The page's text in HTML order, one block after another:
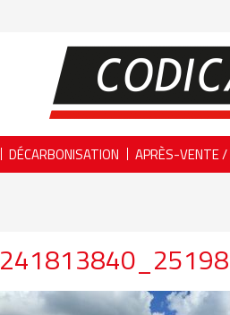
DÉCARBONISATION APRÈS-VENTE /